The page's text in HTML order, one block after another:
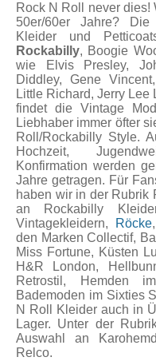
Rock N Roll never dies!
50er/60er Jahre?
Kleider und
Rockabilly, Boogie
wie Elvis Presley,
Diddley, Gene
Little Richard, Jerry
findet die Vintage
Liebhaber immer öfter
Roll/Rockabilly Style.
Hochzeit,
Konfirmation werden
Jahre getragen. Für
haben wir in der Rubrik
an Rockabilly
Vintagekleidern,
Röcke
den Marken Collectif,
Miss Fortune, Küsten
H&R London,
Retrostil, Hemden
Bademoden im Sixties
N Roll Kleider auch in
Lager. Unter der
Auswahl an
Relco.